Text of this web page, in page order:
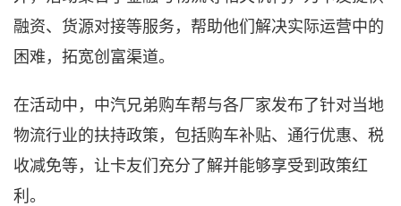
融资、货源对接等服务，帮助他们解决实际运营中的
困难，拓宽创富渠道。
在活动中，中汽兄弟购车帮与各厂家发布了针对当地
物流行业的扶持政策，包括购车补贴、通行优惠、税
收减免等，让卡友们充分了解并能够享受到政策红
利。